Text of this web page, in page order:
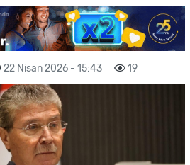
22 Nisan 2026 - 15:43 19